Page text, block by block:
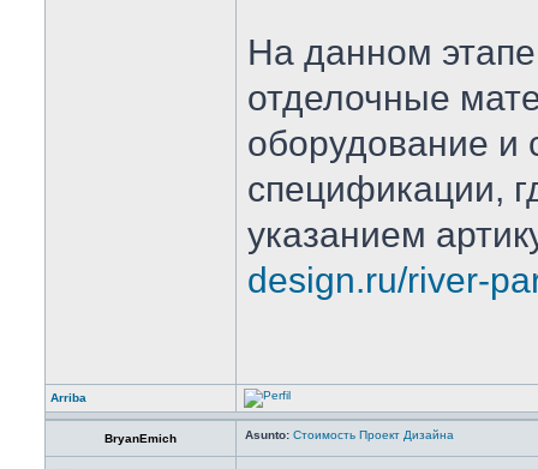
На данном
отделочные
оборудование и
спецификации,
указанием
design.ru/river-
Arriba
BryanEmich Asunto: Стоимость Проект Дизайна